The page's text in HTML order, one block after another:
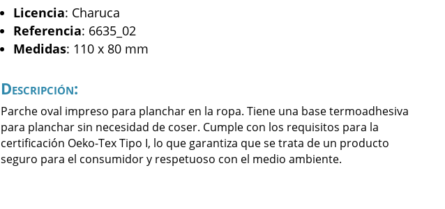
Licencia: Charuca
Referencia: 6635_02
Medidas: 110 x 80 mm
Descripción:
Parche oval impreso para planchar en la ropa. Tiene una base termoadhesiva
para planchar sin necesidad de coser. Cumple con los requisitos para la
certificación Oeko-Tex Tipo I, lo que garantiza que se trata de un producto
seguro para el consumidor y respetuoso con el medio ambiente.